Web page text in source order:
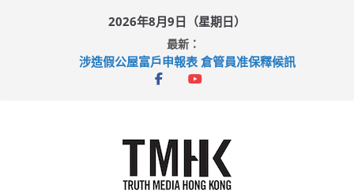
2026年8月9日（星期日）
最新：
涉造假公屋富戶申報表 倉管員准保釋候訊